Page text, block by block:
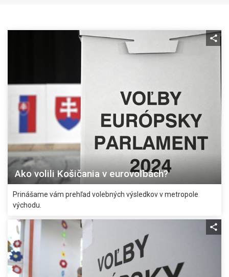
Ako volili Košičania v eurovoľbách?
Prinášame vám prehľad volebných výsledkov v metropole
východu.